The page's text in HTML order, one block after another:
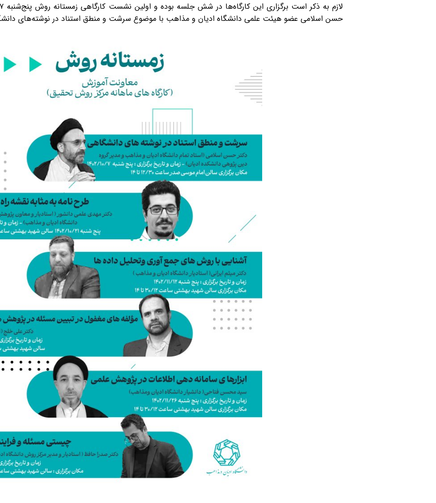
حسن اسلامی عضو هیئت علمی دانشگاه ادیان و مذاهب با موضوع سرشت و منطق استناد در نوشته‌های